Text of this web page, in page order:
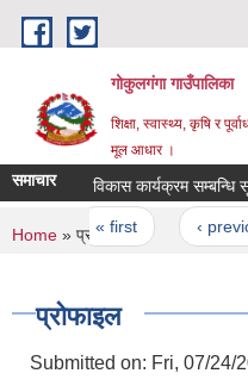
Skip to main content
गोकुलगंगा गाउँपालिका
शिक्षा, स्वास्थ्य, कृषि र
मूल आधार ।
समाचारकृषि विकास कार्यक्रम सम्बन्धि
Pages
« first ‹
You are here
Home » प्रोफाइल
प्रोफाइल
Submitted on: Fri, 07/24/